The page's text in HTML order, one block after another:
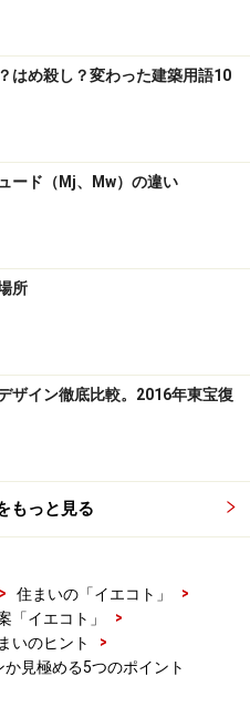
早々に契約、ということ
ないとはいえ、不動産取
ってはそれが「強引」と映
会社組織に所属する会社
全に無視して動けるわけ
あの手この手で月内契約
素直に「会社の都合で恐縮
けないか？」と真正面か
る営業マンに嘘はないはず
はめ殺し？変わった建築用語10
ード（Mj、Mw）の違い
所
ザイン徹底比較。2016年東宝復
もっと見る
> 住まいの「イエコト」
>
「イエコト」
>
いのヒント
>
見極める5つのポイント